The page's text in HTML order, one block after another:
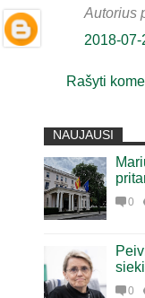
Autorius
2018-
Rašyti
NAUJAUSI
0
0